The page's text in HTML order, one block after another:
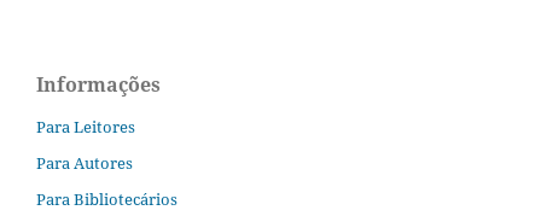
Informações
Para Leitores
Para Autores
Para Bibliotecários